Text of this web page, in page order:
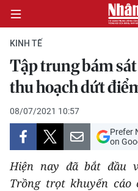
CHÍNH TRỊ
KINH TẾ
VĂN HÓA
XÃ HỘI
KINH TẾ
Tập trung bám
thu hoạch dứt
08/07/2021 10:57
Prefer
on
Hiện nay đã bắt đầu
Trồng trọt khuyến cáo